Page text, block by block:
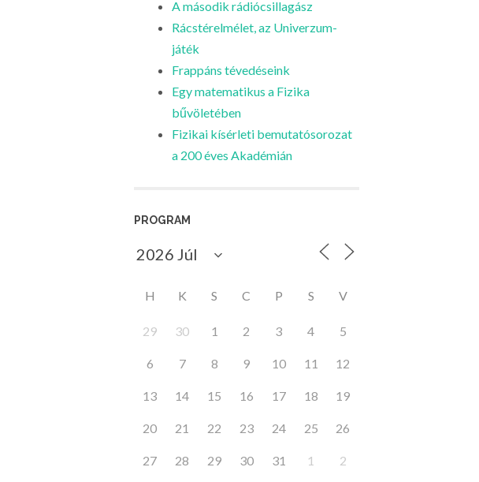
A második rádiócsillagász
Rácstérelmélet, az Univerzum-
játék
Frappáns tévedéseink
Egy matematikus a Fizika
bűvöletében
Fizikai kísérleti bemutatósorozat
a 200 éves Akadémián
PROGRAM
H K S C P S V
29 30 1 2 3 4 5
6 7 8 9 10 11 12
13 14 15 16 17 18 19
20 21 22 23 24 25 26
27 28 29 30 31 1 2